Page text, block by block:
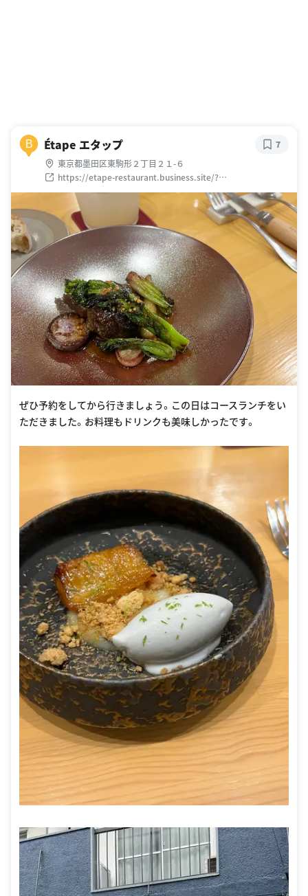
B Étape エタップ
東京都墨田区東駒形２丁目２１-６
https://etape-restaurant.business.site/?
utm_source=gmb&utm_medium=referral
7
ぜひ予約をしてから行きましょう。この日はコースランチをい
ただきました。お料理もドリンクも美味しかったです。